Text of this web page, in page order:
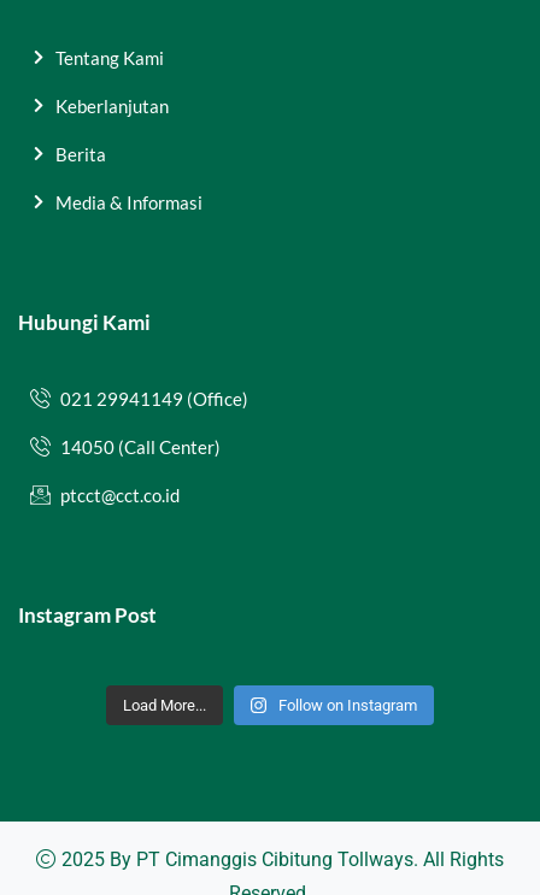
Tentang Kami
Keberlanjutan
Berita
Media & Informasi
Hubungi Kami
021 29941149 (Office)
14050 (Call Center)
ptcct@cct.co.id
Instagram Post
Load More... Follow on Instagram
2025 By PT Cimanggis Cibitung Tollways. All Rights